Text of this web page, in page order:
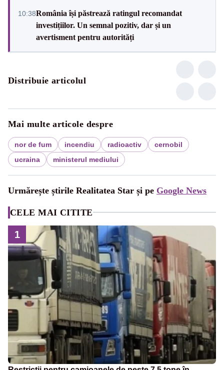
10:38România își păstrează ratingul recomandat
investițiilor. Un semnal pozitiv, dar și un
avertisment pentru autorități
Distribuie articolul
Mai multe articole despre
nor de fum incendiu radioactiv
cernobil
ucraina
ministerul mediului
Urmărește știrile Realitatea Star și pe Google News
CELE MAI CITITE
1